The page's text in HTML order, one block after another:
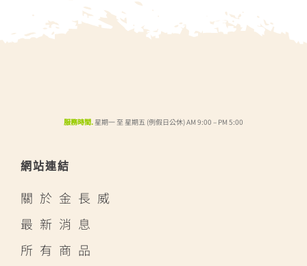
服務時間. 星期一 至 星期五 (例假日公休) AM 9:00 – PM 5:00
網站連結
關於金長威
最新消息
所有商品